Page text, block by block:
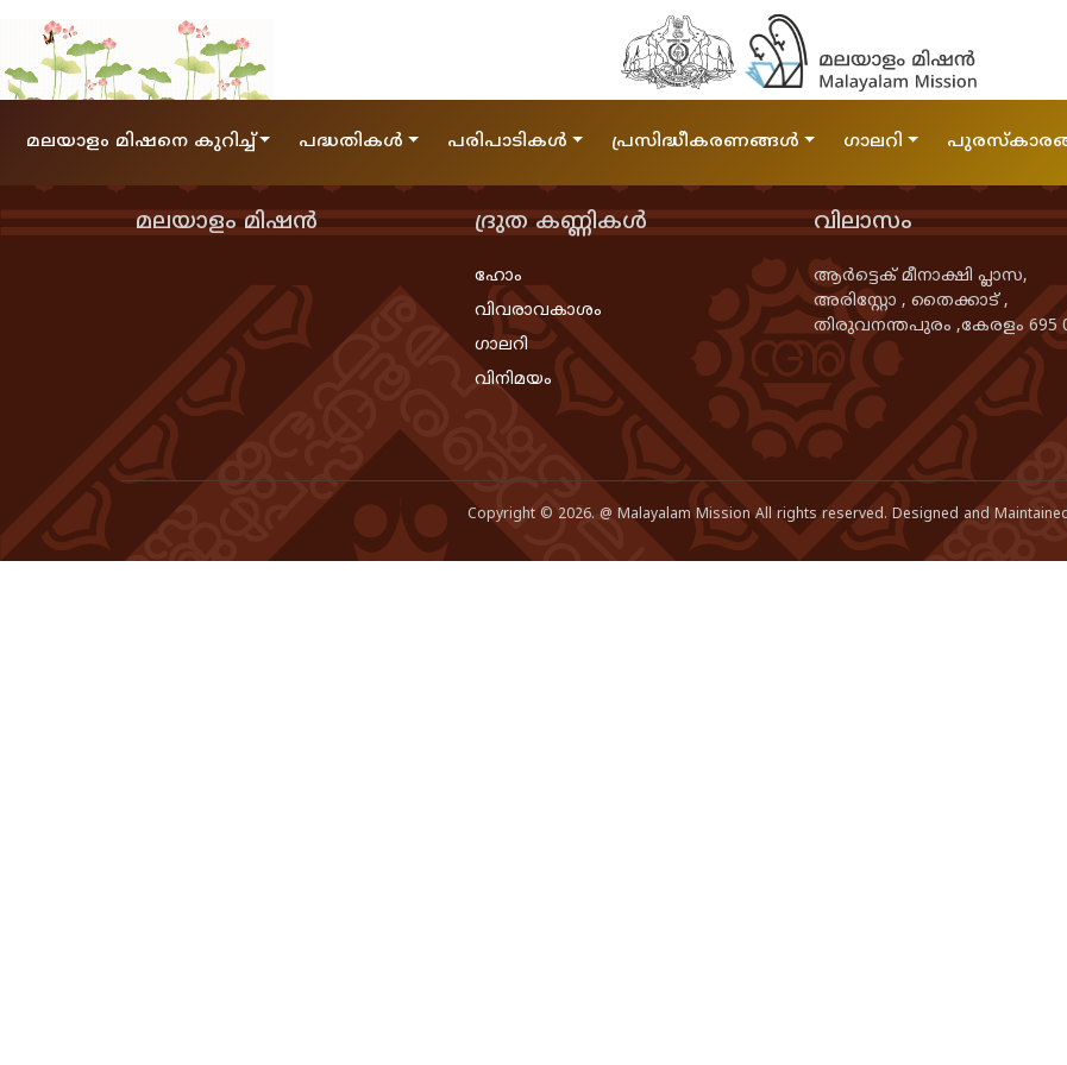
മലയാളം മിഷനെ കുറിച്ച് പദ്ധതികൾ പരിപാടികൾ പ്രസിദ്ധീകരണങ്ങൾ ഗാലറി
മലയാളം മിഷൻ ദ്രുത കണ്ണികൾ
ഹോം
വിവരാവകാശം
ഗാലറി
വിനിമയം
വിലാസം
ആർട്ടെക്‌ മീനാക്ഷി പ്ലാസ,
അരിസ്റ്റോ , തൈക്കാട് ,
തിരുവനന്തപുരം ,കേരളം 695
Copyright © 2026. @ Malayalam Mission All rights reserved. Designed and